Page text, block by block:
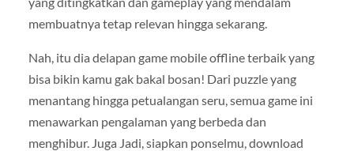
membuatnya tetap relevan hingga sekarang.
Nah, itu dia delapan game mobile offline terbaik yang
bisa bikin kamu gak bakal bosan! Dari puzzle yang
menantang hingga petualangan seru, semua game ini
menawarkan pengalaman yang berbeda dan
menghibur. Juga Jadi, siapkan ponselmu, download